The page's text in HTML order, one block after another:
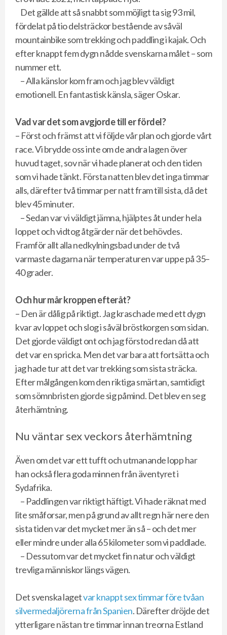
Det gällde att så snabbt som möjligt ta sig 93 mil,
fördelat på tio delsträckor bestående av såväl
mountainbike som trekking och paddling i kajak. Och
efter knappt fem dygn nådde svenskarna målet – som
nummer ett.
– Alla känslor kom fram och jag blev väldigt
emotionell. En fantastisk känsla, säger Oskar.
Vad var det som avgjorde till er fördel?
– Först och främst att vi följde vår plan och gjorde vårt
race. Vi brydde oss inte om de andra lagen över
huvud taget, sov när vi hade planerat och den tiden
som vi hade tänkt. Första natten blev det inga timmar
alls, därefter två timmar per natt fram till sista, då det
blev 45 minuter.
– Sedan var vi väldigt jämna, hjälptes åt under hela
loppet och vidtog åtgärder när det behövdes.
Framför allt alla nedkylningsbad under de två
varmaste dagarna när temperaturen var uppe på 35–
40 grader.
Och hur mår kroppen efteråt?
– Den är dålig på riktigt. Jag kraschade med ett dygn
kvar av loppet och slog i såväl bröstkorgen som sidan.
Det gjorde väldigt ont och jag förstod redan då att
det var en spricka. Men det var bara att fortsätta och
jag hade tur att det var trekking som sista sträcka.
Efter målgången kom den riktiga smärtan, samtidigt
som sömnbristen gjorde sig påmind. Det blev en seg
återhämtning.
Nu väntar sex veckors återhämtning
Även om det var ett tufft och utmanande lopp har
han också flera goda minnen från äventyret i
Sydafrika.
– Paddlingen var riktigt häftigt. Vi hade räknat med
lite småforsar, men på grund av allt regn här nere den
sista tiden var det mycket mer än så – och det mer
eller mindre under alla 65 kilometer som vi paddlade.
– Dessutom var det mycket fin natur och väldigt
trevliga människor längs vägen.
Det svenska lagetvar knappt sex timmar före tvåan
silvermedaljörerna från Spanien. Därefter dröjde det
ytterligare nästan tre timmar innan treorna Estland